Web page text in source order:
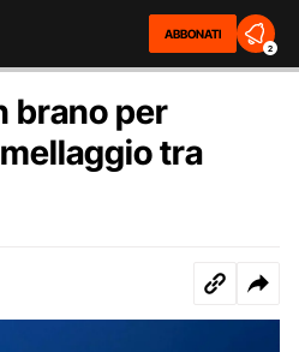
ABBONATI
2
brano per
tra